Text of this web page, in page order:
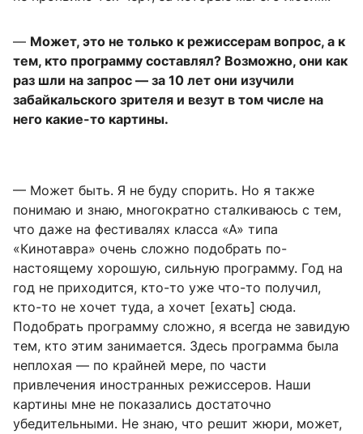
— Может, это не только к режиссерам вопрос, а к
тем, кто программу составлял? Возможно, они как
раз шли на запрос — за 10 лет они изучили
забайкальского зрителя и везут в том числе на
него какие-то картины.
— Может быть. Я не буду спорить. Но я также
понимаю и знаю, многократно сталкиваюсь с тем,
что даже на фестивалях класса «А» типа
«Кинотавра» очень сложно подобрать по-
настоящему хорошую, сильную программу. Год на
год не приходится, кто-то уже что-то получил,
кто-то не хочет туда, а хочет [ехать] сюда.
Подобрать программу сложно, я всегда не завидую
тем, кто этим занимается. Здесь программа была
неплохая — по крайней мере, по части
привлечения иностранных режиссеров. Наши
картины мне не показались достаточно
убедительными. Не знаю, что решит жюри, может,